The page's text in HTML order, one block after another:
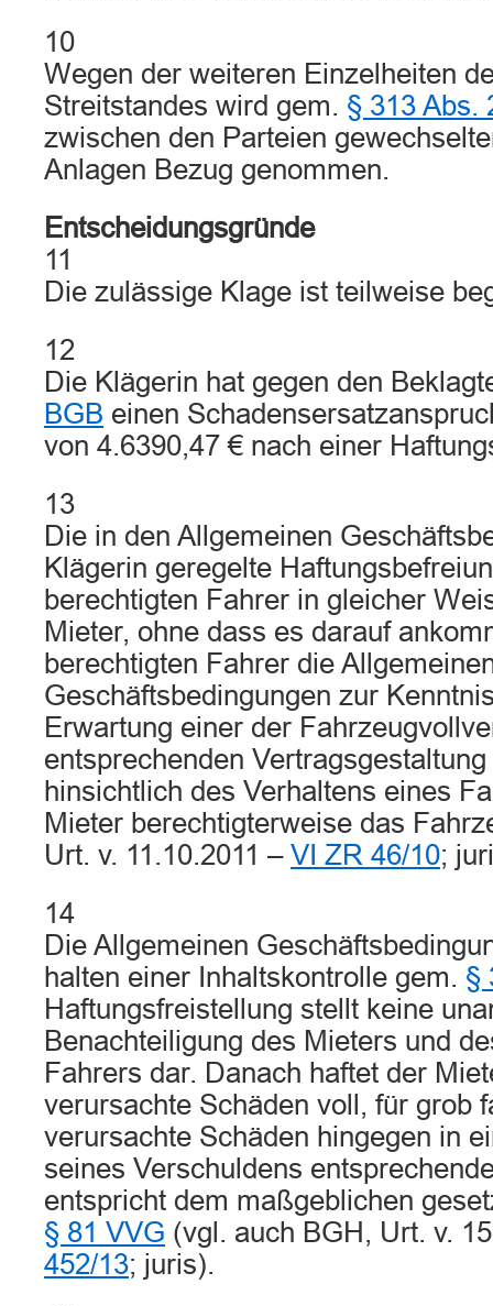
10
Wegen der weiteren Einzelheiten
Streitstandes wird gem. § 313 Abs.
zwischen den Parteien
Anlagen Bezug genommen.
Entscheidungsgründe
11
Die zulässige Klage ist teilweise
12
Die Klägerin hat gegen den
BGB einen
von 4.6390,47 € nach einer
13
Die in den Allgemeinen
Klägerin geregelte
berechtigten Fahrer in gleicher
Mieter, ohne dass es darauf
berechtigten Fahrer die
Geschäftsbedingungen zur
Erwartung einer der
entsprechenden
hinsichtlich des Verhaltens eines
Mieter berechtigterweise das
Urt. v. 11.10.2011 – VI ZR 46/10;
14
Die Allgemeinen
halten einer Inhaltskontrolle gem. §
Haftungsfreistellung stellt keine
Benachteiligung des Mieters und
Fahrers dar. Danach haftet der
verursachte Schäden voll, für grob
verursachte Schäden hingegen in
seines Verschuldens
entspricht dem maßgeblichen
§ 81 VVG (vgl. auch BGH, Urt. v.
452/13; juris).